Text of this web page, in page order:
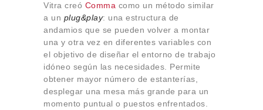
Vitra creó Comma como un método similar
a un plug&play: una estructura de
andamios que se pueden volver a montar
una y otra vez en diferentes variables con
el objetivo de diseñar el entorno de trabajo
idóneo según las necesidades. Permite
obtener mayor número de estanterías,
desplegar una mesa más grande para un
momento puntual o puestos enfrentados.